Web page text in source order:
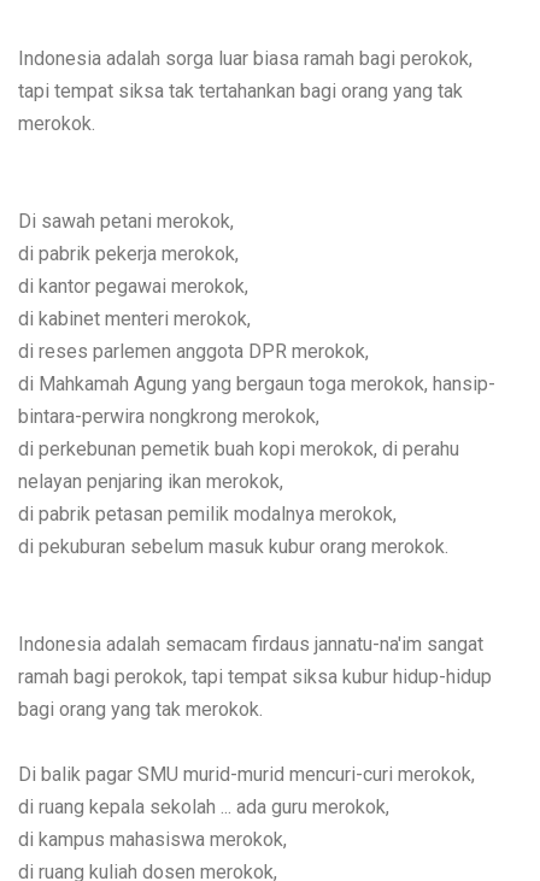
Indonesia adalah sorga luar biasa ramah bagi perokok,
tapi tempat siksa tak tertahankan bagi orang yang tak
merokok.
Di sawah petani merokok,
di pabrik pekerja merokok,
di kantor pegawai merokok,
di kabinet menteri merokok,
di reses parlemen anggota DPR merokok,
di Mahkamah Agung yang bergaun toga merokok, hansip-
bintara-perwira nongkrong merokok,
di perkebunan pemetik buah kopi merokok, di perahu
nelayan penjaring ikan merokok,
di pabrik petasan pemilik modalnya merokok,
di pekuburan sebelum masuk kubur orang merokok.
Indonesia adalah semacam firdaus jannatu-na'im sangat
ramah bagi perokok, tapi tempat siksa kubur hidup-hidup
bagi orang yang tak merokok.
Di balik pagar SMU murid-murid mencuri-curi merokok,
di ruang kepala sekolah ... ada guru merokok,
di kampus mahasiswa merokok,
di ruang kuliah dosen merokok,